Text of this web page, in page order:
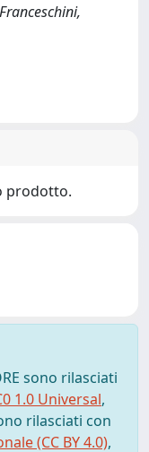
prodotto.
sono rilasciati
1.0 Universal,
rilasciati con
(CC BY 4.0),